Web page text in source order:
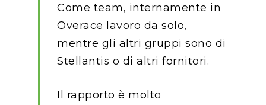
Come team, internamente in
Overace lavoro da solo,
mentre gli altri gruppi sono di
Stellantis o di altri fornitori.
Il rapporto è molto